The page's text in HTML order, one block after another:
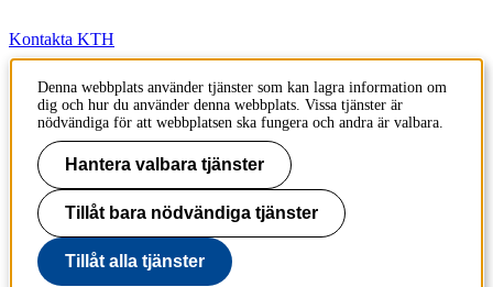
Kontakta KTH
Jobba på KTH
Press och media
Faktura och betalning KTH
Om KTH:s webbplatser
Tillgänglighetsredogörelse
Denna webbplats använder tjänster som kan lagra information om
dig och hur du använder denna webbplats. Vissa tjänster är
nödvändiga för att webbplatsen ska fungera och andra är valbara.
Hantera valbara tjänster
Tillåt bara nödvändiga tjänster
Tillåt alla tjänster